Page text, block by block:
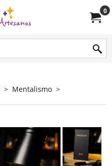
0
> Mentalismo >